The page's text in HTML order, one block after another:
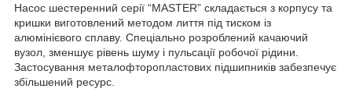
Насос шестеренний серії “MASTER” складається з корпусу та
кришки виготовлений методом лиття під тиском із
алюмінієвого сплаву. Спеціально розроблений качаючий
вузол, зменшує рівень шуму і пульсації робочої рідини.
Застосування металофторопластових підшипників забезпечує
збільшений ресурс.